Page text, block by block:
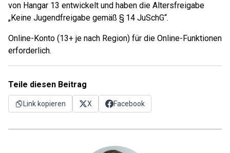
von Hangar 13 entwickelt und haben die Altersfreigabe
„Keine Jugendfreigabe gemäß § 14 JuSchG“.
Online-Konto (13+ je nach Region) für die Online-Funktionen
erforderlich.
Teile diesen Beitrag
Link kopieren X Facebook